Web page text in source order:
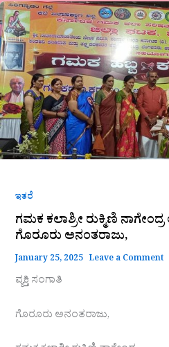
ಇತರೆ
ಗಮಕ ಕಲಾಶ್ರೀ ರುಕ್ಮಿಣಿ
ಗೊರೂರು ಅನಂತರಾಜು,
January 25, 2025 Leave a Comment
ವ್ಯಕ್ತಿ ಸಂಗಾತಿ
ಗೊರೂರು ಅನಂತರಾಜು,
ಗಮಕ
ಕಲಾಶ್ರೀ
ರುಕ್ಮಿಣಿ
ನಾಗೇಂದ್ರ
ಅವರ
ಬಗ್ಗೆ
ಒಂದು
ಲೇಖನ–
ಗೊರೂರು
ಅನಂತರಾಜು,